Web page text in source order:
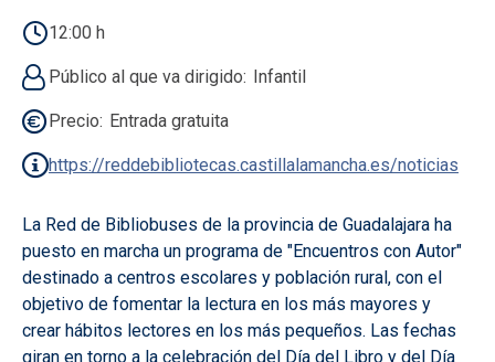
12:00 h
Público al que va dirigido Infantil
Precio Entrada gratuita
https://reddebibliotecas.castillalamancha.es/noticias
La Red de Bibliobuses de la provincia de Guadalajara ha
puesto en marcha un programa de "Encuentros con Autor"
destinado a centros escolares y población rural, con el
objetivo de fomentar la lectura en los más mayores y
crear hábitos lectores en los más pequeños. Las fechas
giran en torno a la celebración del Día del Libro y del Día